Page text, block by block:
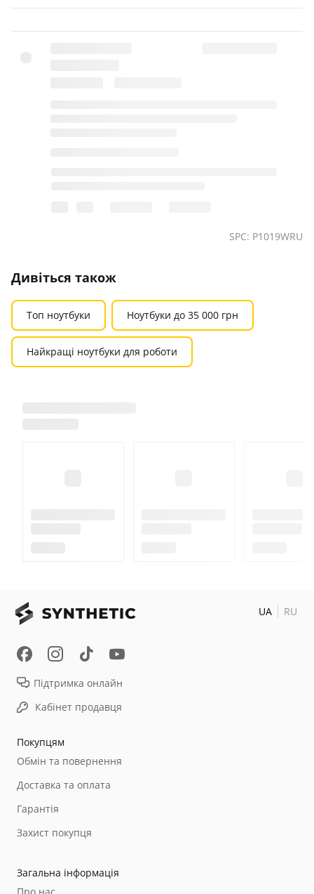
SPC: P1019WRU
Дивіться також
Топ ноутбуки Ноутбуки до 35 000 грн
Найкращі ноутбуки для роботи
Покупцям
Обмін та повернення
Доставка та оплата
Гарантія
Захист покупця
Загальна інформація
Підтримка онлайн
Кабінет продавця
UA RU